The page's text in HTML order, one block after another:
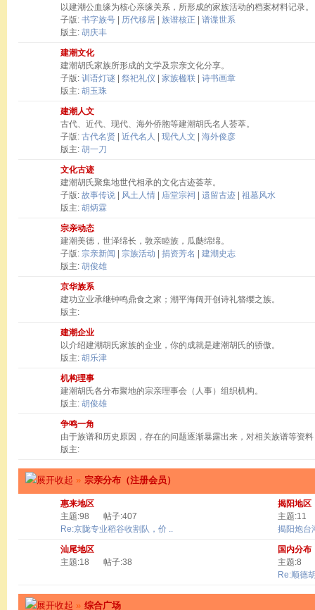
以建潮公血缘为核心亲缘关系，所形成的家族活动的档案材料记录。
子版: 书字族号 历代移居 族谱核正
谱谍世系
版主: 胡庆丰
建潮文化
建潮胡氏家族所形成的文学及宗亲文化分享。
子版: 训语灯谜 祭祀礼仪 家族楹联
诗书画章
版主: 胡玉珠
建潮人文
古代、近代、现代、海外侨胞等建潮胡氏名人荟萃。
子版: 古代名贤 近代名人 现代人文
海外俊彦
版主: 胡一刀
文化古迹
建潮胡氏聚集地世代相承的文化古迹荟萃。
子版: 故事传说 风土人情 庙堂宗祠 遗留古迹
祖墓风水
版主: 胡炳霖
宗亲动态
建潮美德，世泽绵长，敦亲睦族，瓜瓞绵绵。
子版: 宗亲新闻 宗族活动 捐资芳名
建潮史志
版主: 胡俊雄
京华族系
建功立业承继钟鸣鼎食之家；潮平海阔开创诗礼簪缨之族。
版主:
建潮企业
以介绍建潮胡氏家族的企业，你的成就是建潮胡氏的骄傲。
版主: 胡乐津
机构理事
建潮胡氏各分布聚地的宗亲理事会（人事）组织机构。
版主: 胡俊雄
争鸣一角
由于族谱和历史原因，存在的问题逐渐暴露出来，对相关族谱等资
版主:
» 宗亲分布（注册会员）
惠来地区
主题:98
帖子:407
Re:京陇专业稻谷收割队，价 ..
揭阳地区
主题:11
揭阳炮台
汕尾地区
主题:18
帖子:38
国内分布
主题:8
Re:顺德
» 综合广场